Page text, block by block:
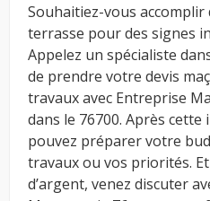
Souhaitiez-vous accomplir
terrasse pour des signes
Appelez un spécialiste
de prendre votre devis
travaux avec Entreprise
dans le 76700. Après
pouvez préparer votre
travaux ou vos priorités. Et
d’argent, venez discuter